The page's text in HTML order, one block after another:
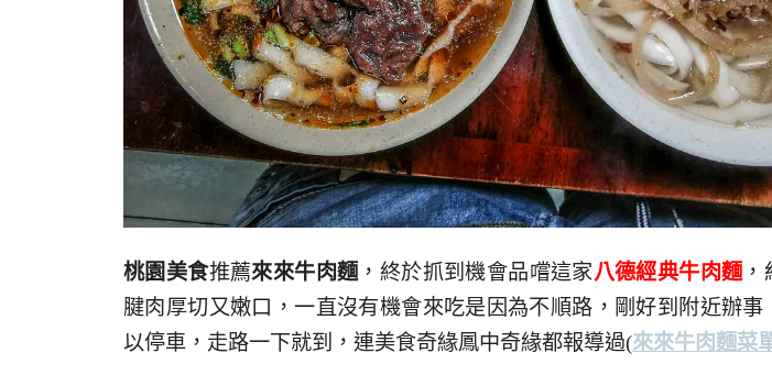
桃園美食推薦來來牛肉麵 ，終於抓到機會品嚐這家八德經典牛肉麵
腱肉厚切又嫩口，一直沒有機會來吃是因為不順路，剛好到附近辦
以停車，走路一下就到，連美食奇緣鳳中奇緣都報導過(來來牛肉麵菜